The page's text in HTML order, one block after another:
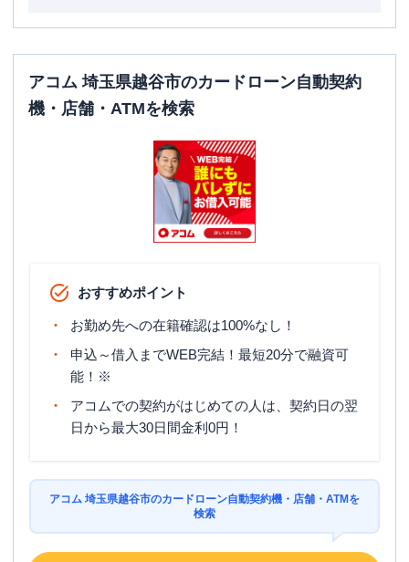
アコム 埼玉県越谷市のカードローン自動契約
機・店舗・ATMを検索
おすすめポイント
お勤め先への在籍確認は100%なし！
申込～借入までWEB完結！最短20分で融資可
能！※
アコムでの契約がはじめての人は、契約日の翌
日から最大30日間金利0円！
アコム 埼玉県越谷市のカードローン自動契約機・店舗・ATMを
検索